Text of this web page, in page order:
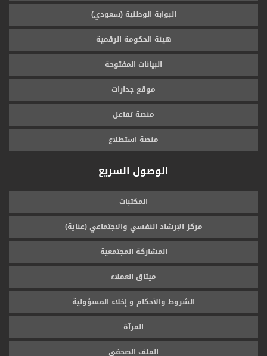
البوابة الوطنية (سعودي)
هيئة الحكومة الرقمية
البيانات المفتوحة
موقع جدارات
منصة تفاعل
منصة استطلاع
الوصول السريع
المكتبات
مركز الإرشاد النفسي والاجتماعي (عناية)
المشاركة المجتمعية
ميثاق العملاء
الشروط والأحكام و إخلاء المسؤولية
المرآة
الملف الصحفي